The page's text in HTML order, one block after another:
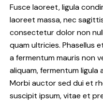
Fusce laoreet, ligula
laoreet massa, nec
consectetur dolor non
quam ultricies. Phasellus
a fermentum mauris non
aliquam, fermentum
Morbi auctor sed dui et
suscipit ipsum, vitae et